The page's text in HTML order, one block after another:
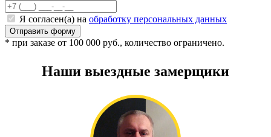
Я согласен(а) на обработку персональных данных
* при заказе от 100 000 руб., количество ограничено.
Наши выездные замерщики